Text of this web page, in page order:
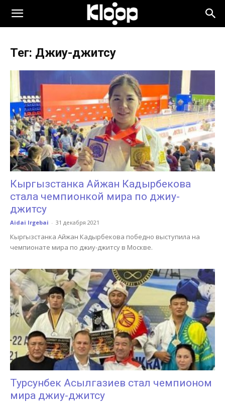
KLOOP.KG
Новости
Кыргызстана
Тег: Джиу-джитсу
Кыргызстанка Айжан Кадырбекова
стала чемпионкой мира по джиу-
джитсу
Aidai Irgebai - 31 декабря 2021
Кыргызстанка Айжан Кадырбекова победно выступила на
чемпионате мира по джиу-джитсу в Москве.
Турсунбек Асылгазиев стал чемпионом
мира джиу-джитсу